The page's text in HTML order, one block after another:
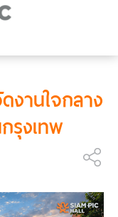
งานใจกลาง
รุงเทพ